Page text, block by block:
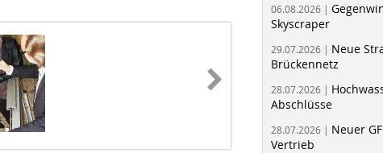
06.08.2026 |
Skyscraper
29.07.2026 | Neue
Brückennetz
28.07.2026 |
Abschlüsse
28.07.2026 | Neuer
Vertrieb